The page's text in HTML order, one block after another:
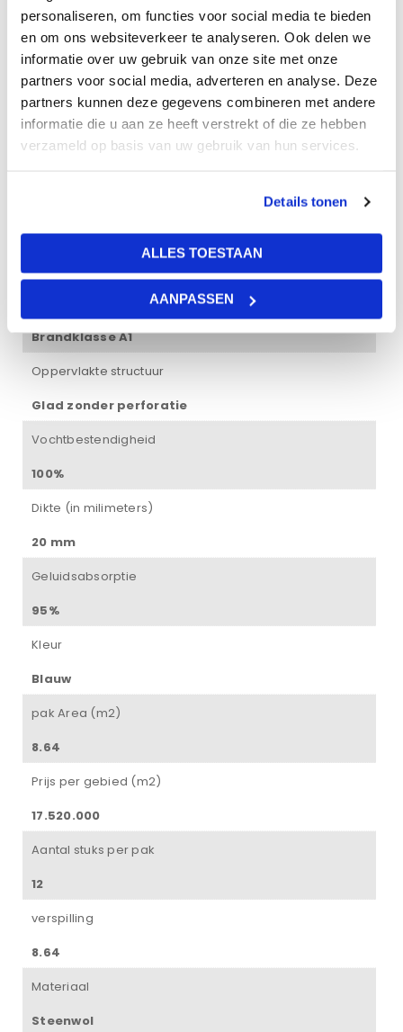
personaliseren, om functies voor social media te bieden
en om ons websiteverkeer te analyseren. Ook delen we
informatie over uw gebruik van onze site met onze
partners voor social media, adverteren en analyse. Deze
partners kunnen deze gegevens combineren met andere
informatie die u aan ze heeft verstrekt of die ze hebben
verzameld op basis van uw gebruik van hun services.
Details tonen
ALLES TOESTAAN
AANPASSEN
Gewicht
20 kg
Afmetingen
120 × 60 × 2 cm
Dikte plaat
Brandklasse A1
Oppervlakte structuur
Glad zonder perforatie
Vochtbestendigheid
100%
Dikte (in milimeters)
20 mm
Geluidsabsorptie
95%
Kleur
Blauw
pak Area (m2)
8.64
Prijs per gebied (m2)
17.520.000
Aantal stuks per pak
12
verspilling
8.64
Materiaal
Steenwol